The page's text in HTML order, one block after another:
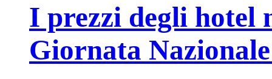
I prezzi degli hotel
Giornata